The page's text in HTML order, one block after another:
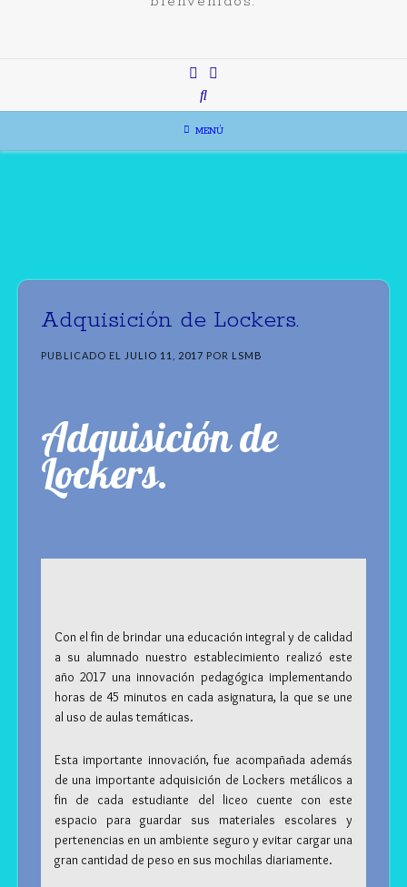
MENÚ
Adquisición de Lockers.
PUBLICADO EL JULIO 11, 2017 POR LSMB
Adquisición de
Lockers.
Con el fin de brindar una educación integral y de calidad
a su alumnado nuestro establecimiento realizó este
año 2017 una innovación pedagógica implementando
horas de 45 minutos en cada asignatura, la que se une
al uso de aulas temáticas.
Esta importante innovación, fue acompañada además
de una importante adquisición de Lockers metálicos a
fin de cada estudiante del liceo cuente con este
espacio para guardar sus materiales escolares y
pertenencias en un ambiente seguro y evitar cargar una
gran cantidad de peso en sus mochilas diariamente.